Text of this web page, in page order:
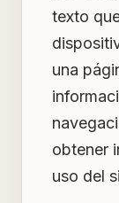
texto
una
obtener
uso del